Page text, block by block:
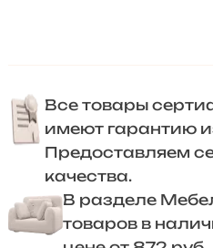
Все товары
имеют гарантию
Предоставляем
качества.
В разделе
товаров в